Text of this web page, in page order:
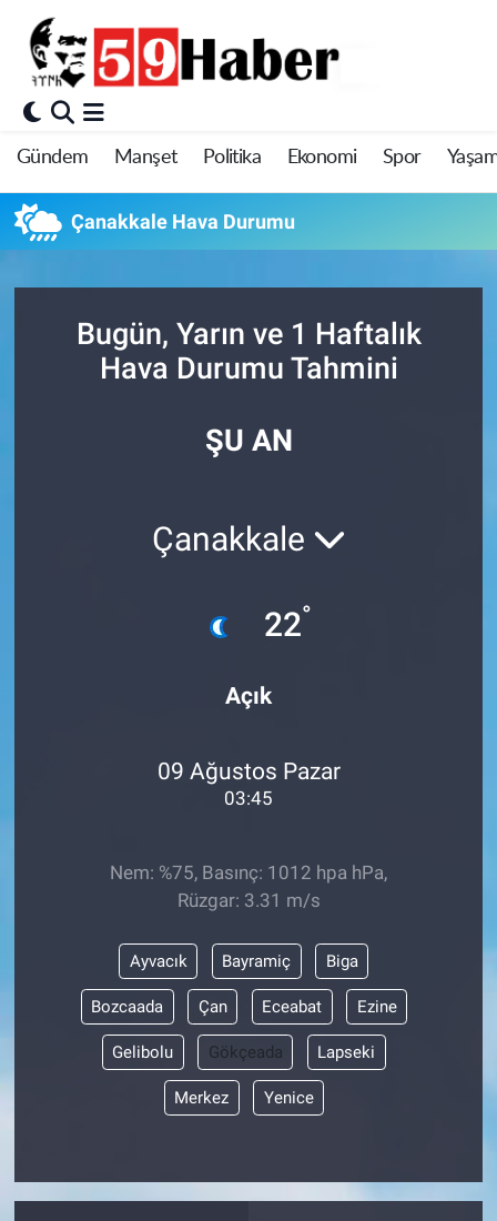
Gündem Manşet Politika Ekonomi Spor
Çanakkale Hava Durumu
Bugün, Yarın ve 1 Haftalık
Hava Durumu Tahmini
ŞU AN
Çanakkale
22°
Açık
09 Ağustos Pazar
03:45
Nem: %75, Basınç: 1012 hpa hPa,
Rüzgar: 3.31 m/s
Ayvacık Bayramiç Biga
Bozcaada Çan Eceabat Ezine
Gelibolu Gökçeada Lapseki
Merkez Yenice